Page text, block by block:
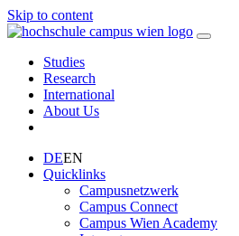
Skip to content
Studies
Research
International
About Us
DEEN
Quicklinks
Campusnetzwerk
Campus Connect
Campus Wien Academy